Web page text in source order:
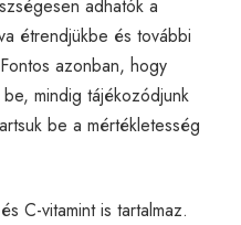
adhatók a
étrendjükbe és további
azonban, hogy
mindig tájékozódjunk
be a mértékletesség
C-vitamint is tartalmaz.